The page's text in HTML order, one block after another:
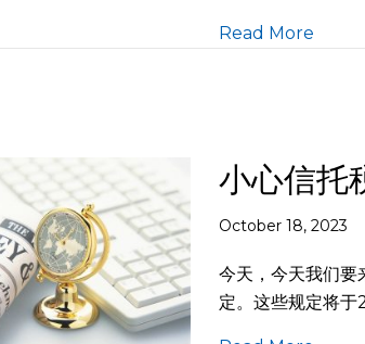
Read More
小心信托
October 18, 2023
今天，今天我们要
定。这些规定将